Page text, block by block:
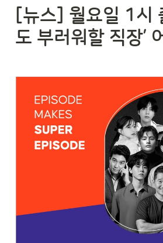
[뉴스] 월요일 1시
도 부러워할 직장’